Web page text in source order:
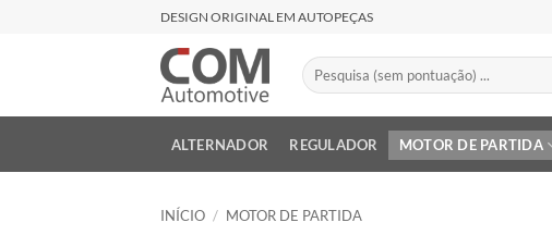
DESIGN ORIGINAL EM AUTOPEÇAS
Pesquisar
por:
ALTERNADOR REGULADOR MOTOR DE PARTIDA
INÍCIO / MOTOR DE PARTIDA